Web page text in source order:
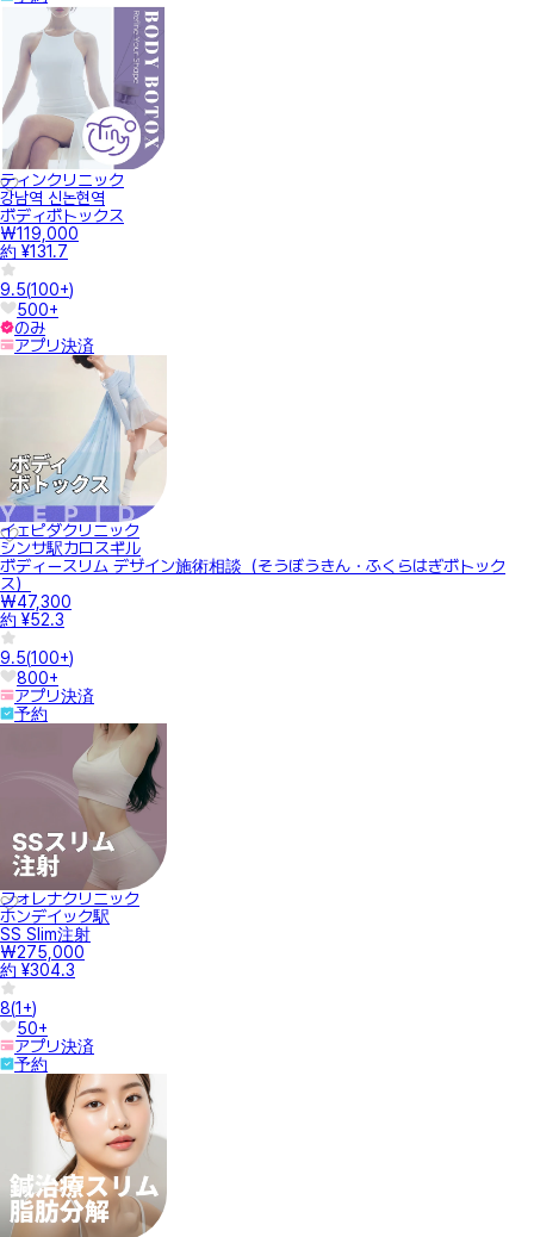
ティンクリニック
강남역 신논현역
ボディボトックス
₩119,000
約 ¥131.7
9.5(100+)
500+
のみ
アプリ決済
イェピダクリニック
シンサ駅カロスギル
ボディースリム デザイン施術相談（そうぼうきん・ふくらはぎボトック
ス）
₩47,300
約 ¥52.3
9.5(100+)
800+
アプリ決済
予約
フォレナクリニック
ホンデイック駅
SS Slim注射
₩275,000
約 ¥304.3
8(1+)
50+
アプリ決済
予約